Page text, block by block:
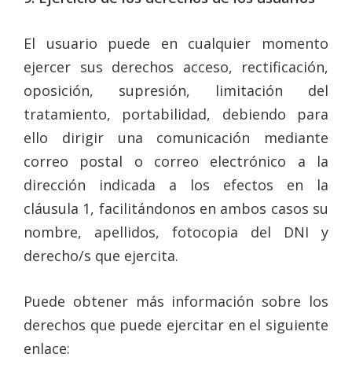
El usuario puede en cualquier momento
ejercer sus derechos acceso, rectificación,
oposición, supresión, limitación del
tratamiento, portabilidad, debiendo para
ello dirigir una comunicación mediante
correo postal o correo electrónico a la
dirección indicada a los efectos en la
cláusula 1, facilitándonos en ambos casos su
nombre, apellidos, fotocopia del DNI y
derecho/s que ejercita.
Puede obtener más información sobre los
derechos que puede ejercitar en el siguiente
enlace: